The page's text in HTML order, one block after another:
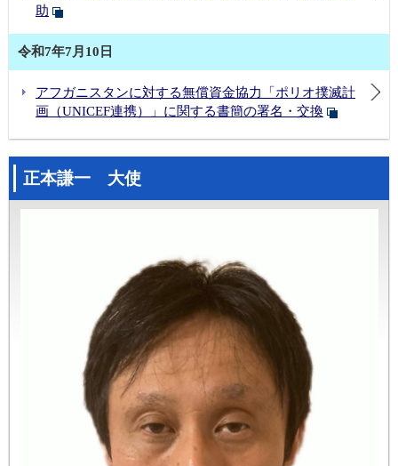
助
令和7年7月10日
アフガニスタンに対する無償資金協力「ポリオ撲滅計
画（UNICEF連携）」に関する書簡の署名・交換
正本謙一 大使